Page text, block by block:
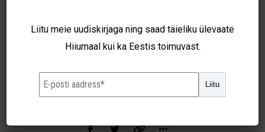
Liivakastis ainuke
7. juuni 2022
Harda Roosna
Liitu meie uudiskirjaga ning saad täieliku ülevaate
Hiiumaal kui ka Eestis toimuvast.
Liitu